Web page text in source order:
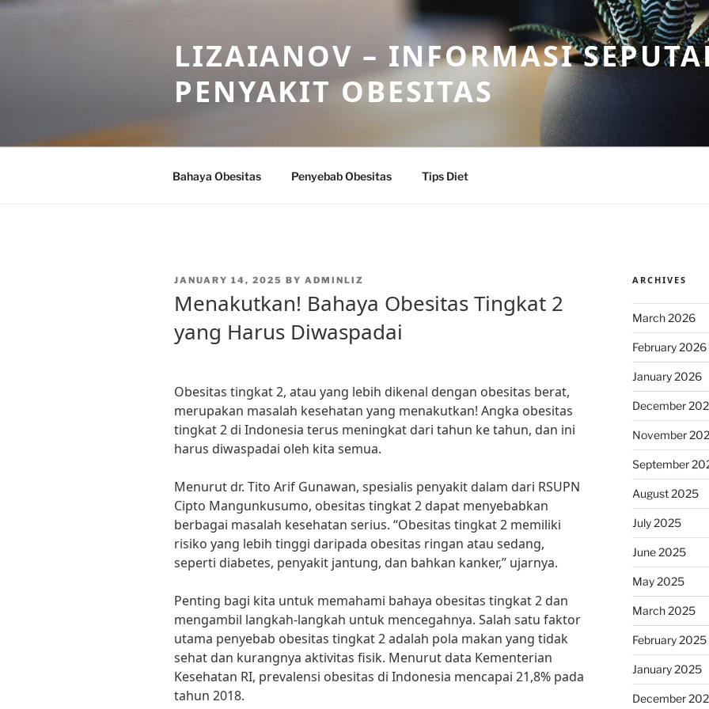
Skip
LIZAIANOV – INFORMASI
PENYAKIT OBESITAS
Bahaya Obesitas Penyebab Obesitas Tips Diet
POSTED
JANUARY 14, 2025 BY ADMINLIZ
Menakutkan! Bahaya Obesitas Tingkat 2
yang Harus Diwaspadai
Obesitas tingkat 2, atau yang lebih dikenal dengan obesitas berat,
merupakan masalah kesehatan yang menakutkan! Angka obesitas
tingkat 2 di Indonesia terus meningkat dari tahun ke tahun, dan ini
harus diwaspadai oleh kita semua.
Menurut dr. Tito Arif Gunawan, spesialis penyakit dalam dari RSUPN
Cipto Mangunkusumo, obesitas tingkat 2 dapat menyebabkan
berbagai masalah kesehatan serius. “Obesitas tingkat 2 memiliki
risiko yang lebih tinggi daripada obesitas ringan atau sedang,
seperti diabetes, penyakit jantung, dan bahkan kanker,” ujarnya.
Penting bagi kita untuk memahami bahaya obesitas tingkat 2 dan
mengambil langkah-langkah untuk mencegahnya. Salah satu faktor
utama penyebab obesitas tingkat 2 adalah pola makan yang tidak
sehat dan kurangnya aktivitas fisik. Menurut data Kementerian
Kesehatan RI, prevalensi obesitas di Indonesia mencapai 21,8% pada
tahun 2018.
ARCHIVES
March 2026
February 2026
January 2026
December
November
September
August 2025
July 2025
June 2025
May 2025
March 2025
February 2025
January 2025
December